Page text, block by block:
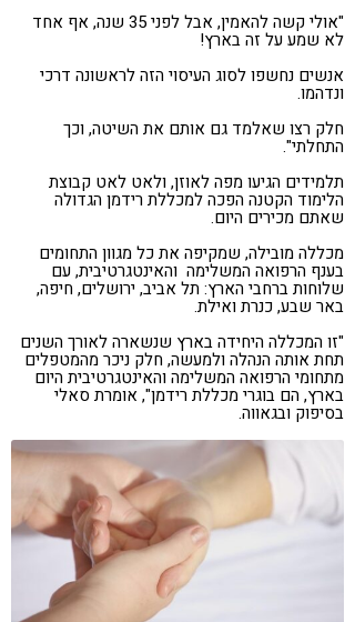
"אולי קשה להאמין, אבל לפני 35 שנה, אף אחד
לא שמע על זה בארץ!
אנשים נחשפו לסוג העיסוי הזה לראשונה דרכי
ונדהמו.
חלק רצו שאלמד גם אותם את השיטה, וכך
התחלתי".
תלמידים הגיעו מפה לאוזן, ולאט לאט קבוצת
הלימוד הקטנה הפכה למכללת רידמן הגדולה
שאתם מכירים היום.
מכללה מובילה, שמקיפה את כל מגוון התחומים
בענף הרפואה המשלימה והאינטגרטיבית, עם
שלוחות ברחבי הארץ: תל אביב, ירושלים, חיפה,
באר שבע, כנרת ואילת.
"זו המכללה היחידה בארץ שנשארה לאורך השנים
תחת אותה הנהלה ולמעשה, חלק ניכר מהמטפלים
מתחומי הרפואה המשלימה והאינטגרטיבית היום
בארץ, הם בוגרי מכללת רידמן", אומרת סאלי
בסיפוק ובגאווה.